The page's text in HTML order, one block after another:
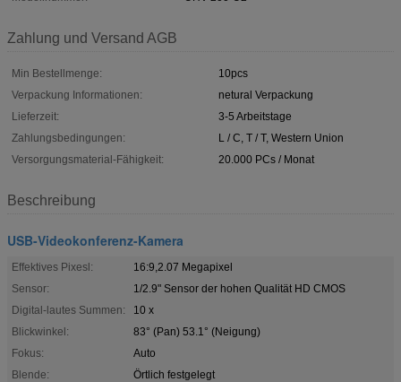
Zahlung und Versand AGB
Min Bestellmenge:
10pcs
Verpackung Informationen:
netural Verpackung
Lieferzeit:
3-5 Arbeitstage
Zahlungsbedingungen:
L / C, T / T, Western Union
Versorgungsmaterial-Fähigkeit:
20.000 PCs / Monat
Beschreibung
USB-Videokonferenz-Kamera
Effektives Pixesl:
16:9,2.07 Megapixel
Sensor:
1/2.9" Sensor der hohen Qualität HD CMOS
Digital-lautes Summen:
10 x
Blickwinkel:
83° (Pan) 53.1° (Neigung)
Fokus:
Auto
Blende:
Örtlich festgelegt